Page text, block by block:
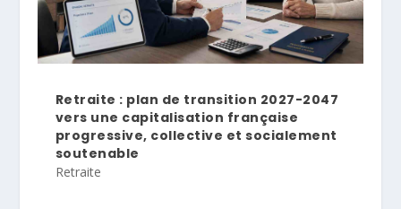
Retraite : plan de transition 2027-2047
vers une capitalisation française
progressive, collective et socialement
soutenable
Retraite